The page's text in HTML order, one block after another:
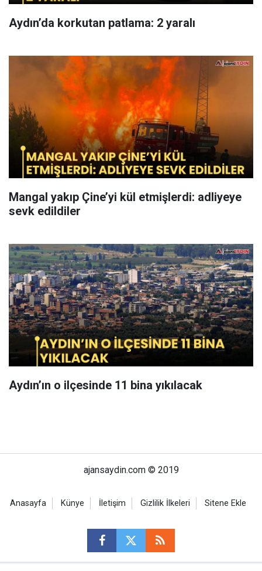
Aydın’da korkutan patlama: 2 yaralı
Mangal yakıp Çine’yi kül etmişlerdi: adliyeye
sevk edildiler
Aydın’ın o ilçesinde 11 bina yıkılacak
ajansaydin.com © 2019
Anasayfa Künye İletişim Gizlilik İlkeleri Sitene Ekle